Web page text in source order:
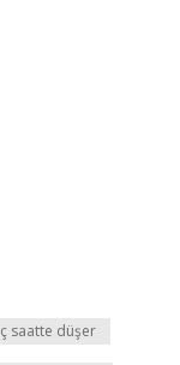
saatte düşer